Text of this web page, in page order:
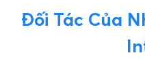
Đối Tác Của